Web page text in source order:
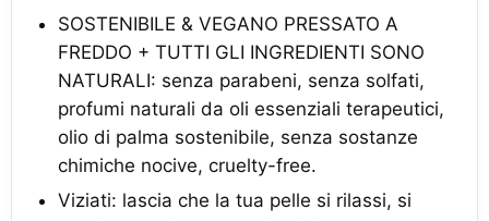
SOSTENIBILE & VEGANO PRESSATO A
FREDDO + TUTTI GLI INGREDIENTI SONO
NATURALI: senza parabeni, senza solfati,
profumi naturali da oli essenziali terapeutici,
olio di palma sostenibile, senza sostanze
chimiche nocive, cruelty-free.
Viziati: lascia che la tua pelle si rilassi, si